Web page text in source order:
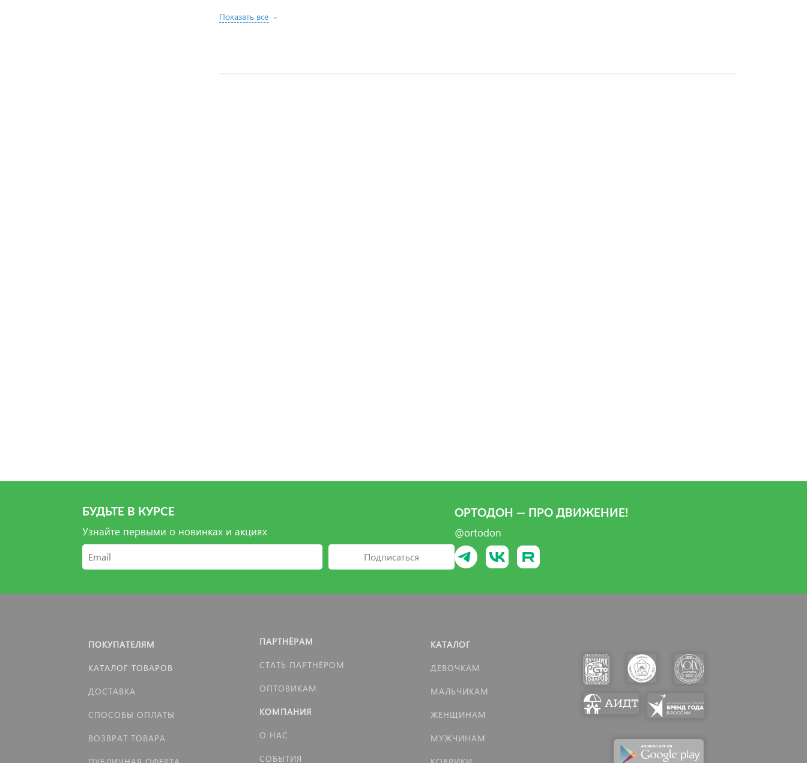
Показать все
БУДЬТЕ В КУРСЕ
Узнайте первыми о новинках и акциях
Подписаться
ОРТОДОН — ПРО ДВИЖЕНИЕ!
@ortodon
ПОКУПАТЕЛЯМ
КАТАЛОГ ТОВАРОВ
ДОСТАВКА
СПОСОБЫ ОПЛАТЫ
ВОЗВРАТ ТОВАРА
ПАРТНЁРАМ
СТАТЬ ПАРТНЁРОМ
ОПТОВИКАМ
КОМПАНИЯ
О НАС
СОБЫТИЯ
КАТАЛОГ
ДЕВОЧКАМ
МАЛЬЧИКАМ
ЖЕНЩИНАМ
МУЖЧИНАМ